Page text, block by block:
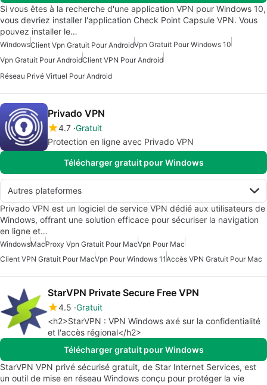
Si vous êtes à la recherche d'une application VPN pour Windows 10,
vous devriez installer l'application Check Point Capsule VPN. Vous
pouvez installer le…
WindowsClient Vpn Gratuit Pour AndroidVpn Gratuit Pour Windows 10
Vpn Gratuit Pour AndroidClient VPN Pour Android
Réseau Privé Virtuel Pour Android
Privado VPN
4.7 Gratuit
Protection en ligne avec Privado VPN
Télécharger gratuit pour Windows
Autres plateformes
Privado VPN est un logiciel de service VPN dédié aux utilisateurs de
Windows, offrant une solution efficace pour sécuriser la navigation
en ligne et…
WindowsMacProxy Vpn Gratuit Pour MacVpn Pour Mac
Client VPN Gratuit Pour MacVpn Pour Windows 11 Accès VPN Gratuit Pour Mac
StarVPN Private Secure Free VPN
4.5 Gratuit
<h2>StarVPN : VPN Windows axé sur la confidentialité
et l'accès régional</h2>
Télécharger gratuit pour Windows
StarVPN VPN privé sécurisé gratuit, de Star Internet Services, est
un outil de mise en réseau Windows conçu pour protéger la vie